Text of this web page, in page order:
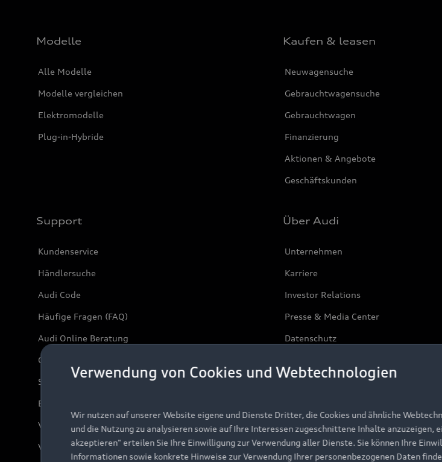
Modelle
Alle Modelle
Modelle vergleichen
Elektromodelle
Plug-in-Hybride
Kaufen & leasen
Neuwagensuche
Gebrauchtwagensuche
Gebrauchtwagen
Finanzierung
Aktionen & Angebote
Geschäftskunden
Support
Kundenservice
Händlersuche
Audi Code
Häufige Fragen (FAQ)
Audi Online Beratung
Online-Terminvereinbarung
Servicekontakt
Bordbuch & Bedienungsanleitungen
Verträge kündigen
Vertrag widerrufen
Über Audi
Unternehmen
Karriere
Investor Relations
Presse & Media Center
Datenschutz
Verwendung von Cookies und Webtechnologien
Wir nutzen auf unserer Website eigene und Dienste Dritter, die Cookies und ähnliche
und die Nutzung zu analysieren sowie auf Ihre Interessen zugeschnittene Inhalte
akzeptieren" erteilen Sie Ihre Einwilligung zur Verwendung aller Dienste. Sie können Ihre
Informationen sowie konkrete Hinweise zur Verwendung Ihrer personenbezogenen Daten